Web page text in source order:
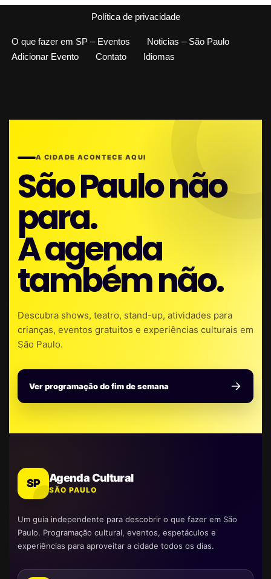
Política de privacidade
O que fazer em SP – Eventos
Noticias – São Paulo
Adicionar Evento
Contato Idiomas
A CIDADE ACONTECE AQUI
São Paulo não
para.
A agenda
também não.
Descubra shows, teatro, stand-up, atividades para
crianças, eventos gratuitos e experiências culturais em
São Paulo.
Ver programação do fim de semana
SP Agenda Cultural
SÃO PAULO
Um guia independente para descobrir o que fazer em São
Paulo. Programação cultural, eventos, espetáculos e
experiências para aproveitar a cidade todos os dias.